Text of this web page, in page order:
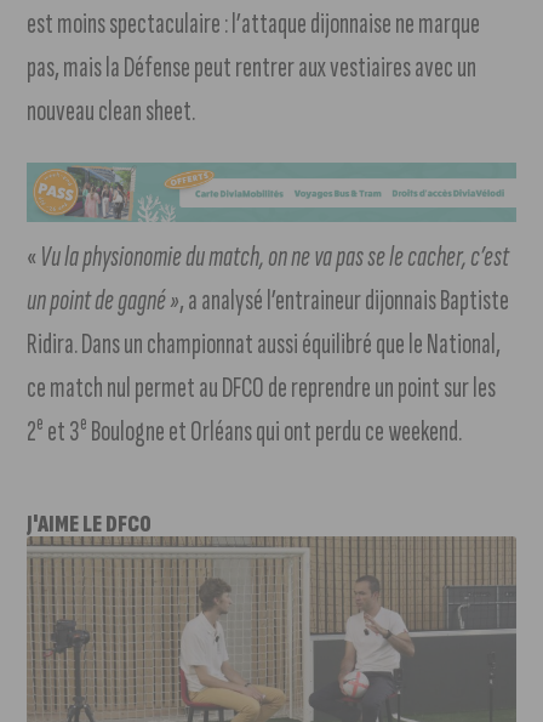
est moins spectaculaire : l’attaque dijonnaise ne marque
pas, mais la Défense peut rentrer aux vestiaires avec un
nouveau clean sheet.
« Vu la physionomie du match, on ne va pas se le cacher, c’est
un point de gagné », a analysé l’entraineur dijonnais Baptiste
Ridira. Dans un championnat aussi équilibré que le National,
ce match nul permet au DFCO de reprendre un point sur les
2e et 3e Boulogne et Orléans qui ont perdu ce weekend.
J'AIME LE DFCO